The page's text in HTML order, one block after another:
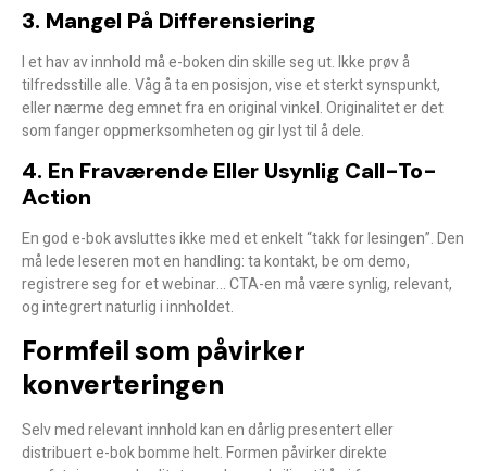
3. Mangel På Differensiering
I et hav av innhold må e-boken din skille seg ut. Ikke prøv å
tilfredsstille alle. Våg å ta en posisjon, vise et sterkt synspunkt,
eller nærme deg emnet fra en original vinkel. Originalitet er det
som fanger oppmerksomheten og gir lyst til å dele.
4. En Fraværende Eller Usynlig Call-To-
Action
En god e-bok avsluttes ikke med et enkelt “takk for lesingen”. Den
må lede leseren mot en handling: ta kontakt, be om demo,
registrere seg for et webinar… CTA-en må være synlig, relevant,
og integrert naturlig i innholdet.
Formfeil som påvirker
konverteringen
Selv med relevant innhold kan en dårlig presentert eller
distribuert e-bok bomme helt. Formen påvirker direkte